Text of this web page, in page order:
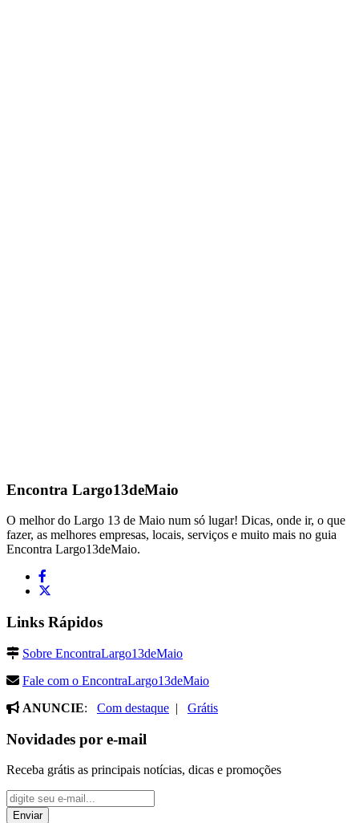
Encontra Largo13deMaio
O melhor do Largo 13 de Maio num só lugar! Dicas, onde ir, o que
fazer, as melhores empresas, locais, serviços e muito mais no guia
Encontra Largo13deMaio.
Links Rápidos
Sobre EncontraLargo13deMaio
Fale com o EncontraLargo13deMaio
ANUNCIE: Com destaque | Grátis
Novidades por e-mail
Receba grátis as principais notícias, dicas e promoções